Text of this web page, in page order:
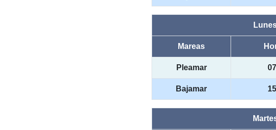
Mareas
Pleamar
Bajamar